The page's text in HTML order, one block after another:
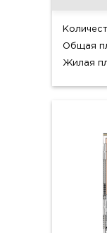
Общая
Жилая